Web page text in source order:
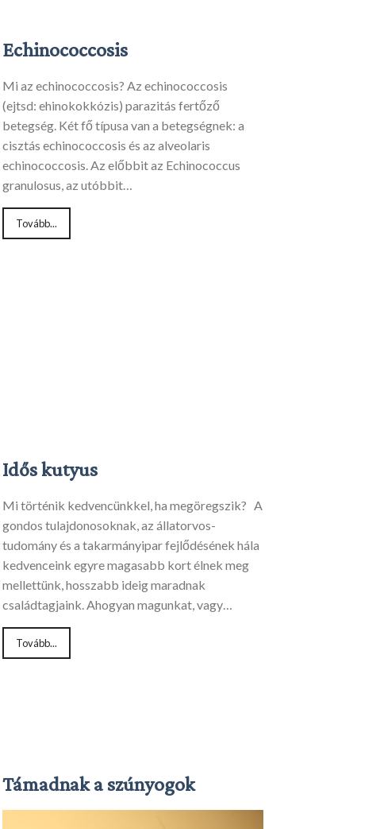
Echinococcosis
Mi az echinococcosis? Az echinococcosis
(ejtsd: ehinokokkózis) parazitás fertőző
betegség. Két fő típusa van a betegségnek: a
cisztás echinococcosis és az alveolaris
echinococcosis. Az előbbit az Echinococcus
granulosus, az utóbbit…
Tovább...
Idős kutyus
Mi történik kedvencünkkel, ha megöregszik? A
gondos tulajdonosoknak, az állatorvos-
tudomány és a takarmányipar fejlődésének hála
kedvenceink egyre magasabb kort élnek meg
mellettünk, hosszabb ideig maradnak
családtagjaink. Ahogyan magunkat, vagy…
Tovább...
Támadnak a szúnyogok